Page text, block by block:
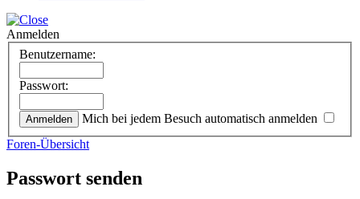
Anmelden
Benutzername:
Passwort:
Mich bei jedem Besuch automatisch anmelden
Foren-Übersicht
Passwort senden